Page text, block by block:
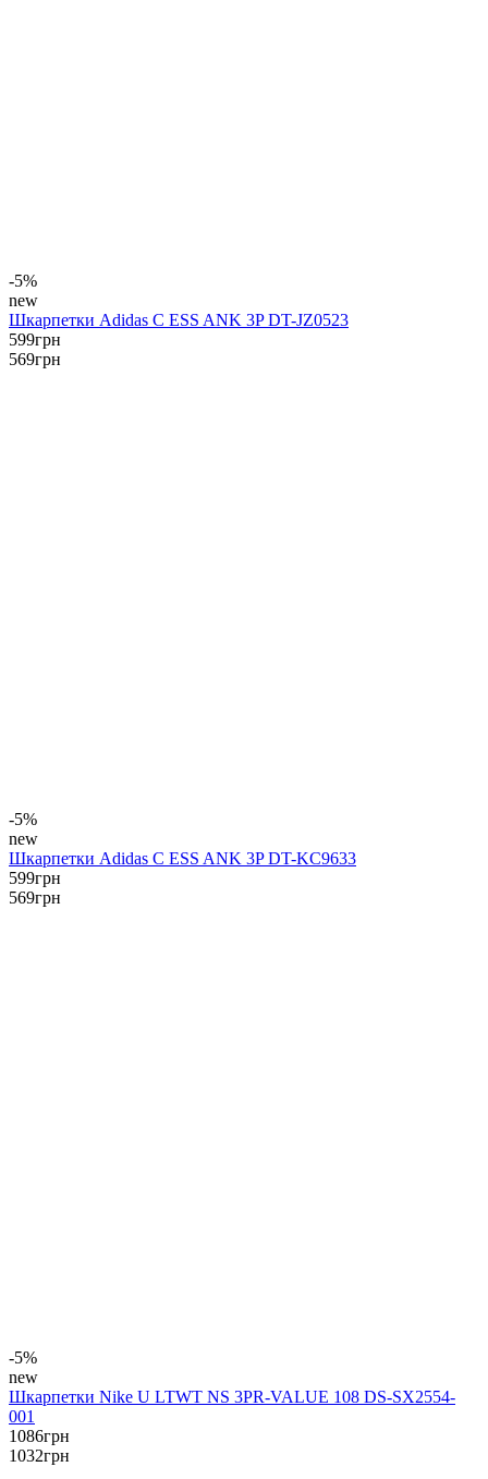
-5%
new
Шкарпетки Adidas C ESS ANK 3P DT-JZ0523
599грн
569грн
-5%
new
Шкарпетки Adidas C ESS ANK 3P DT-KC9633
599грн
569грн
-5%
new
Шкарпетки Nike U LTWT NS 3PR-VALUE 108 DS-SX2554-
001
1086грн
1032грн